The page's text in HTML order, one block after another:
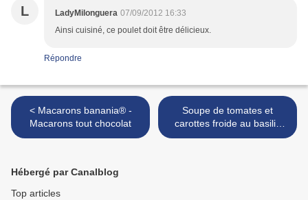
L LadyMilonguera 07/09/2012 16:33
Ainsi cuisiné, ce poulet doit être délicieux.
Répondre
< Macarons banania® -
Macarons tout chocolat
Soupe de tomates et
carottes froide au basilic
(crémeuse)-Crevettes
Hébergé par Canalblog
Top articles